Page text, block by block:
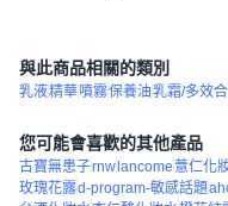
與此商品相關的類別
乳液精華噴霧保養油乳霜/多效
您可能會喜歡的其他產品
古寶無患子rnw lancome薏仁化
玫瑰花露d-program-敏感話題